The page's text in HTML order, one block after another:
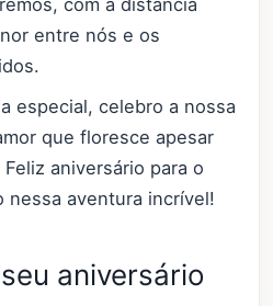
entre nós e os
especial, celebro a nossa
que floresce apesar
aniversário para o
nessa aventura incrível!
aniversário